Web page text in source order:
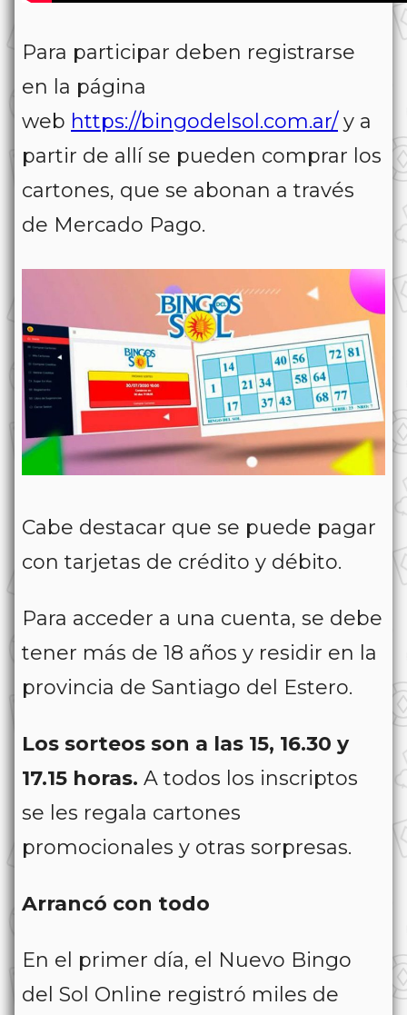
Para participar deben registrarse
en la página
web https://bingodelsol.com.ar/y a
partir de allí se pueden comprar los
cartones, que se abonan a través
de Mercado Pago.
Cabe destacar que se puede pagar
con tarjetas de crédito y débito.
Para acceder a una cuenta, se debe
tener más de 18 años y residir en la
provincia de Santiago del Estero.
Los sorteos son a las 15, 16.30 y
17.15 horas. A todos los inscriptos
se les regala cartones
promocionales y otras sorpresas.
Arrancó con todo
En el primer día, el Nuevo Bingo
del Sol Online registró miles de